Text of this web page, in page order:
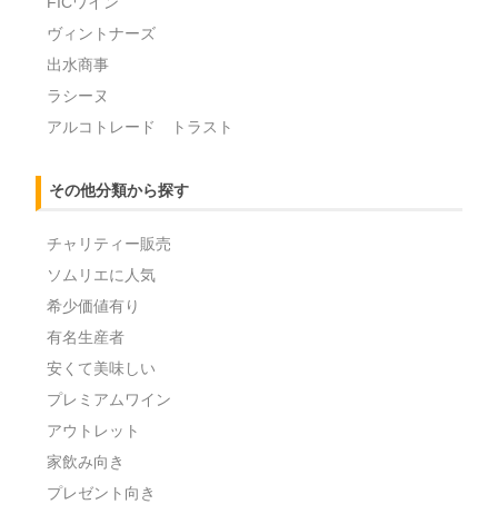
ヴィントナーズ
出水商事
ラシーヌ
アルコトレード トラスト
その他分類から探す
チャリティー販売
ソムリエに人気
希少価値有り
有名生産者
安くて美味しい
プレミアムワイン
アウトレット
家飲み向き
プレゼント向き